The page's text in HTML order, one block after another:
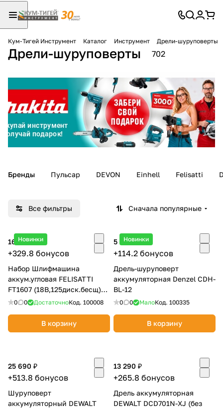
Кум-Тигей Инструмент Каталог Инструмент Дрели-шуруповерты
Дрели-шуруповерты 702
Бренды Пульсар DEVON Einhell Felisatti
Все фильтры Сначала популярные
Новинки
16 490 ₽
+329.8 бонусов
Набор Шлифмашина
аккум.угловая FELISATTI
FT1607 (18В,125диск.бесщ)
Дрель аккум. FELISATTI
0 0 ДостаточноКод. 100008
В корзину
Новинки
5 710 ₽
+114.2 бонусов
Дрель-шуруповерт
аккумуляторная Denzel CDH-
BL-12
0 0 МалоКод. 100335
В корзину
25 690 ₽
+513.8 бонусов
Шуруповерт
аккумуляторный DEWALT
13 290 ₽
+265.8 бонусов
Дрель аккумуляторная
DEWALT DCD701N-XJ (без
Для клиентов всех банков
Разбейте
оплату на части
без переплат
Добавляйте товары
в корзину
Оплачивайте сегодня только
25
% картой любого банка
Получайте товар
Оставшиеся 75 % будут
списываться
с вашей карты
по25 каждые 2 недели